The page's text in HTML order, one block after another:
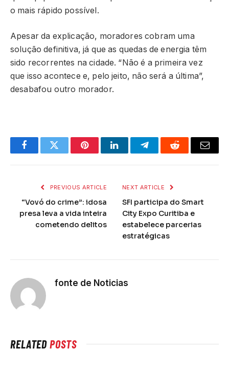
o mais rápido possível.
Apesar da explicação, moradores cobram uma
solução definitiva, já que as quedas de energia têm
sido recorrentes na cidade. “Não é a primeira vez
que isso acontece e, pelo jeito, não será a última”,
desabafou outro morador.
FacebookTwitter PinterestLinkedInTelegramReddit Email
PREVIOUS ARTICLE
“Vovó do crime”: idosa
presa leva a vida inteira
cometendo delitos
NEXT ARTICLE
SFI participa do Smart
City Expo Curitiba e
estabelece parcerias
estratégicas
fonte de Noticias
RELATEDPOSTS